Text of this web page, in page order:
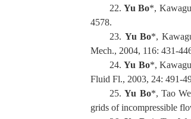
22.Yu Bo*,
4578.
23. Yu Bo*,
Mech., 2004, 116: 431-
24.Yu Bo*,
Fluid Fl., 2003, 24: 491-
25.Yu Bo*, Tao
grids of incompressible